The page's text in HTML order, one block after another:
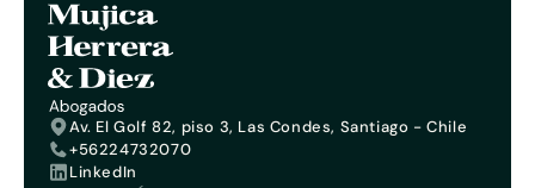
Av. El Golf 82, piso 3, Las Condes, Santiago - Chile
+56224732070
LinkedIn